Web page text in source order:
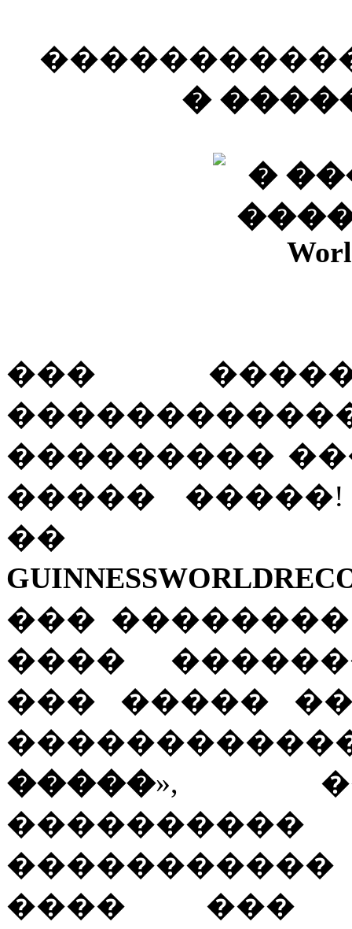
�
���
���������
�����
��
GUINNESSWORLD
���
����
��� �����
�����»,
����